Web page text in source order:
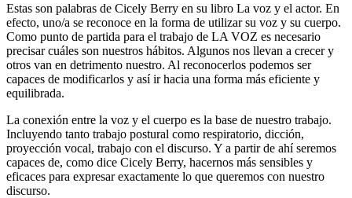
Estas son palabras de Cicely Berry en su libro La voz y el actor. En
efecto, uno/a se reconoce en la forma de utilizar su voz y su cuerpo.
Como punto de partida para el trabajo de LA VOZ es necesario
precisar cuáles son nuestros hábitos. Algunos nos llevan a crecer y
otros van en detrimento nuestro. Al reconocerlos podemos ser
capaces de modificarlos y así ir hacia una forma más eficiente y
equilibrada.
La conexión entre la voz y el cuerpo es la base de nuestro trabajo.
Incluyendo tanto trabajo postural como respiratorio, dicción,
proyección vocal, trabajo con el discurso. Y a partir de ahí seremos
capaces de, como dice Cicely Berry, hacernos más sensibles y
eficaces para expresar exactamente lo que queremos con nuestro
discurso.